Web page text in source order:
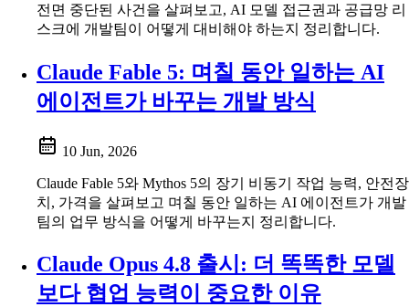
전면 중단된 사건을 살펴보고, AI 모델 접근권과 공급망 리
스크에 개발팀이 어떻게 대비해야 하는지 정리합니다.
Claude Fable 5: 며칠 동안 일하는 AI
에이전트가 바꾸는 개발 방식
10 Jun, 2026
Claude Fable 5와 Mythos 5의 장기 비동기 작업 능력, 안전장
치, 가격을 살펴보고 며칠 동안 일하는 AI 에이전트가 개발
팀의 업무 방식을 어떻게 바꾸는지 정리합니다.
Claude Opus 4.8 출시: 더 똑똑한 모델
보다 협업 능력이 중요한 이유